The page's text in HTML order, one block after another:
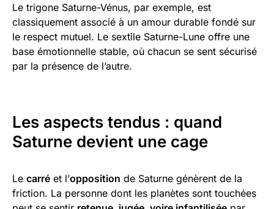
Le trigone Saturne-Vénus, par exemple, est
classiquement associé à un amour durable fondé sur
le respect mutuel. Le sextile Saturne-Lune offre une
base émotionnelle stable, où chacun se sent sécurisé
par la présence de l’autre.
Les aspects tendus : quand
Saturne devient une cage
Le carré et l’opposition de Saturne génèrent de la
friction. La personne dont les planètes sont touchées